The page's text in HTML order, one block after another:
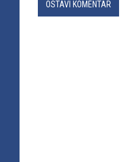
OSTAVI KOMENTAR